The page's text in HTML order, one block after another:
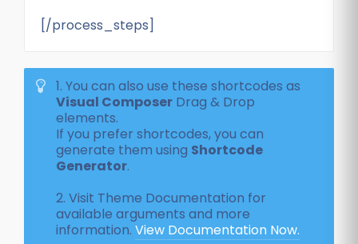
[/process_steps]
1. You can also use these shortcodes as
Visual Composer Drag & Drop
elements.
If you prefer shortcodes, you can
generate them using Shortcode
Generator.
2. Visit Theme Documentation for
available arguments and more
information. View Documentation Now.